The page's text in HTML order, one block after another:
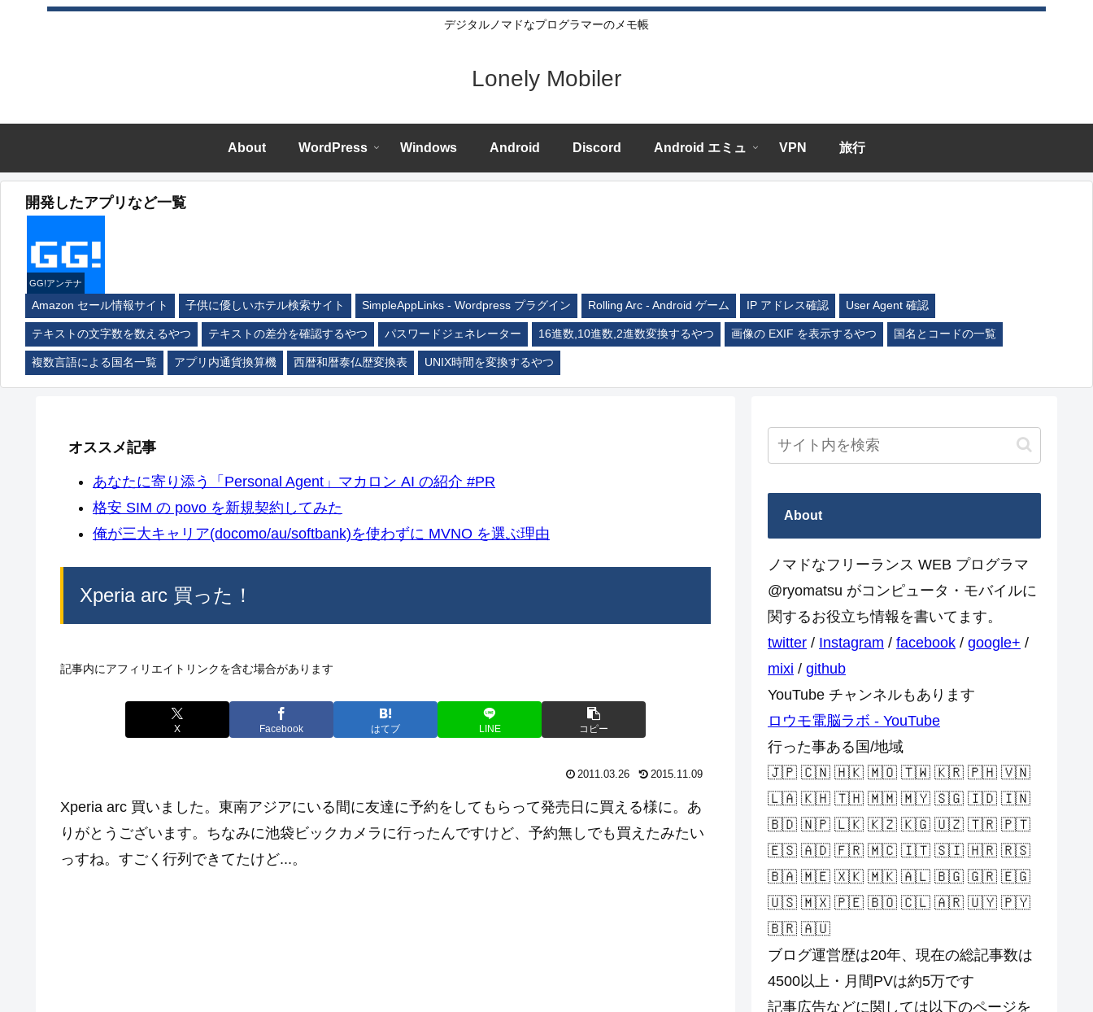
デジタルノマドなプログラマーのメモ帳
Lonely Mobiler
About WordPress Windows Android Discord Android エミュ VPN 旅行
開発したアプリなど一覧
GG!アンテナ
Amazon セール情報サイト 子供に優しいホテル検索サイト SimpleAppLinks - Wordpress プラグイン Rolling Arc - Android ゲーム IP アドレス確認 User Agent 確認
テキストの文字数を数えるやつ テキストの差分を確認するやつ パスワードジェネレーター 16進数,10進数,2進数変換するやつ 画像の EXIF を表示するやつ 国名とコードの一覧
複数言語による国名一覧 アプリ内通貨換算機 西暦和暦泰仏歴変換表 UNIX時間を変換するやつ
オススメ記事
あなたに寄り添う「Personal Agent」マカロン AI の紹介 #PR
格安 SIM の povo を新規契約してみた
俺が三大キャリア(docomo/au/softbank)を使わずに MVNO を選ぶ理由
Xperia arc 買った！
記事内にアフィリエイトリンクを含む場合があります
X Facebook はてブ LINE コピー
2011.03.26 2015.11.09
Xperia arc 買いました。東南アジアにいる間に友達に予約をしてもらって発売日に買える様に。あ
りがとうございます。ちなみに池袋ビックカメラに行ったんですけど、予約無しでも買えたみたい
っすね。すごく行列できてたけど...。
About
ノマドなフリーランス WEB プログラマ
@ryomatsu がコンピュータ・モバイルに
関するお役立ち情報を書いてます。
twitter / Instagram / facebook / google+ /
mixi / github
YouTube チャンネルもあります
ロウモ電脳ラボ - YouTube
行った事ある国/地域
🇯🇵 🇨🇳 🇭🇰 🇲🇴 🇹🇼 🇰🇷 🇵🇭 🇻🇳
🇱🇦 🇰🇭 🇹🇭 🇲🇲 🇲🇾 🇸🇬 🇮🇩 🇮🇳
🇧🇩 🇳🇵 🇱🇰 🇰🇿 🇰🇬 🇺🇿 🇹🇷 🇵🇹
🇪🇸 🇦🇩 🇫🇷 🇲🇨 🇮🇹 🇸🇮 🇭🇷 🇷🇸
🇧🇦 🇲🇪 🇽🇰 🇲🇰 🇦🇱 🇧🇬 🇬🇷 🇪🇬
🇺🇸 🇲🇽 🇵🇪 🇧🇴 🇨🇱 🇦🇷 🇺🇾 🇵🇾
🇧🇷 🇦🇺
ブログ運営歴は20年、現在の総記事数は
4500以上・月間PVは約5万です
記事広告などに関しては以下のページを